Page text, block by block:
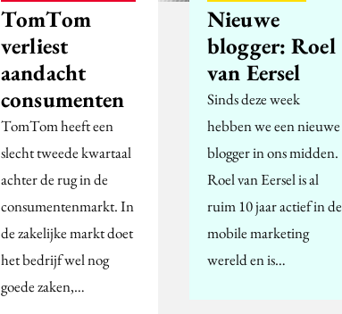
TomTom
verliest
aandacht
consumenten
TomTom heeft een
slecht tweede kwartaal
achter de rug in de
consumentenmarkt. In
de zakelijke markt doet
het bedrijf wel nog
goede zaken,…
Nieuwe
blogger: Roel
van Eersel
Sinds deze week
hebben we een nieuwe
blogger in ons midden.
Roel van Eersel is al
ruim 10 jaar actief in de
mobile marketing
wereld en is…